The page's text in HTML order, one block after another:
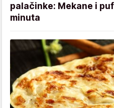
palačinke: Mekane i
minuta